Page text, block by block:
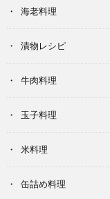
海老料理
漬物レシピ
牛肉料理
玉子料理
米料理
缶詰め料理